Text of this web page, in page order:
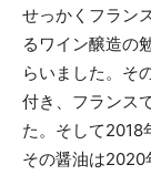
せっかくフラン
るワイン醸造の
らいました。そ
付き、フランス
た。そして2018
その醤油は2020